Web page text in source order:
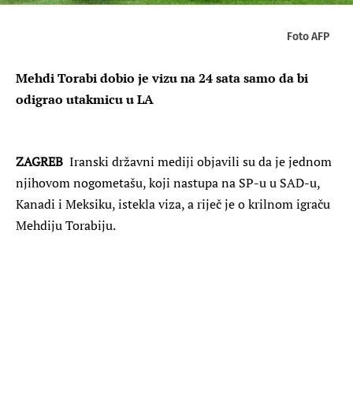
Foto AFP
Mehdi Torabi dobio je vizu na 24 sata samo da bi
odigrao utakmicu u LA
ZAGREB Iranski državni mediji objavili su da je jednom
njihovom nogometašu, koji nastupa na SP-u u SAD-u,
Kanadi i Meksiku, istekla viza, a riječ je o krilnom igraču
Mehdiju Torabiju.